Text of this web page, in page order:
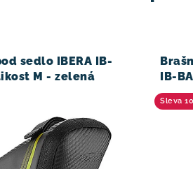
sedlo IBERA IB-
M - zelená
IB-